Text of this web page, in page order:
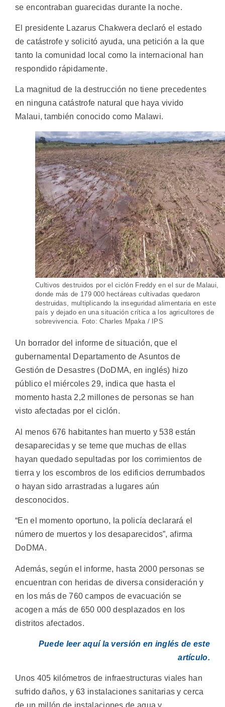
se encontraban guarecidas durante la noche.
El presidente Lazarus Chakwera declaró el estado
de catástrofe y solicitó ayuda, una petición a la que
tanto la comunidad local como la internacional han
respondido rápidamente.
La magnitud de la destrucción no tiene precedentes
en ninguna catástrofe natural que haya vivido
Malaui, también conocido como Malawi.
Cultivos destruidos por el ciclón Freddy en el sur de Malaui,
donde más de 179 000 hectáreas cultivadas quedaron
destruidas, multiplicando la inseguridad alimentaria en este
país y dejado en una situación crítica a los agricultores de
sobrevivencia. Foto: Charles Mpaka / IPS
Un borrador del informe de situación, que el
gubernamental Departamento de Asuntos de
Gestión de Desastres (DoDMA, en inglés) hizo
público el miércoles 29, indica que hasta el
momento hasta 2,2 millones de personas se han
visto afectadas por el ciclón.
Al menos 676 habitantes han muerto y 538 están
desaparecidas y se teme que muchas de ellas
hayan quedado sepultadas por los corrimientos de
tierra y los escombros de los edificios derrumbados
o hayan sido arrastradas a lugares aún
desconocidos.
“En el momento oportuno, la policía declarará el
número de muertos y los desaparecidos”, afirma
DoDMA.
Además, según el informe, hasta 2000 personas se
encuentran con heridas de diversa consideración y
en los más de 760 campos de evacuación se
acogen a más de 650 000 desplazados en los
distritos afectados.
Puede leer aquí la versión en inglés de este
artículo.
Unos 405 kilómetros de infraestructuras viales han
sufrido daños, y 63 instalaciones sanitarias y cerca